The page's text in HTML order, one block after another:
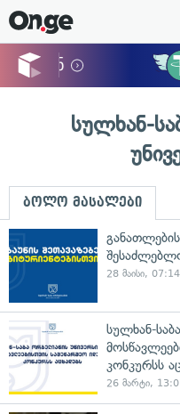
სულხან-
ბოლო მასალები
28 მაისი, 07:14
სულხან-
კონკურსს
26 მარტი,